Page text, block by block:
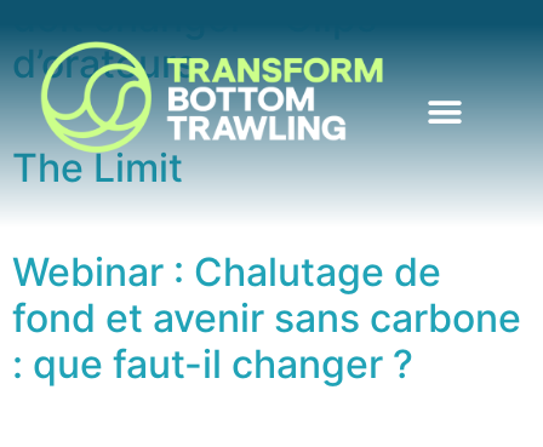
d’orateurs
The Limit
Webinar : Chalutage de
fond et avenir sans carbone
: que faut-il changer ?